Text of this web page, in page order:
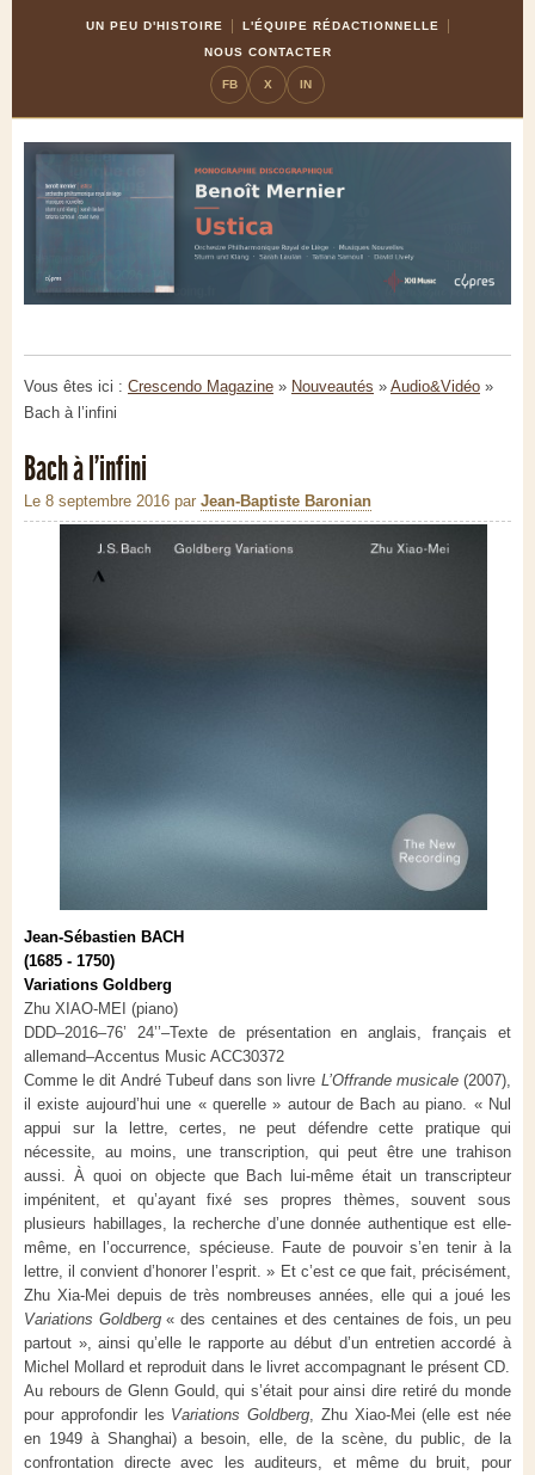
UN PEU D'HISTOIRE
L'ÉQUIPE RÉDACTIONNELLE
NOUS CONTACTER
FB X IN
Vous êtes ici : Crescendo Magazine » Nouveautés » Audio&Vidéo »
Bach à l’infini
Bach à l’infini
Le 8 septembre 2016 par Jean-Baptiste Baronian
Jean-Sébastien BACH
(1685 - 1750)
Variations Goldberg
Zhu XIAO-MEI (piano)
DDD–2016–76’ 24’’–Texte de présentation en anglais, français et
allemand–Accentus Music ACC30372
Comme le dit André Tubeuf dans son livre L’Offrande musicale(2007),
il existe aujourd’hui une « querelle » autour de Bach au piano. « Nul
appui sur la lettre, certes, ne peut défendre cette pratique qui
nécessite, au moins, une transcription, qui peut être une trahison
aussi. À quoi on objecte que Bach lui-même était un transcripteur
impénitent, et qu’ayant fixé ses propres thèmes, souvent sous
plusieurs habillages, la recherche d’une donnée authentique est elle-
même, en l’occurrence, spécieuse. Faute de pouvoir s’en tenir à la
lettre, il convient d’honorer l’esprit. » Et c’est ce que fait, précisément,
Zhu Xia-Mei depuis de très nombreuses années, elle qui a joué les
Variations Goldberg« des centaines et des centaines de fois, un peu
partout », ainsi qu’elle le rapporte au début d’un entretien accordé à
Michel Mollard et reproduit dans le livret accompagnant le présent CD.
Au rebours de Glenn Gould, qui s’était pour ainsi dire retiré du monde
pour approfondir les Variations Goldberg , Zhu Xiao-Mei (elle est née
en 1949 à Shanghai) a besoin, elle, de la scène, du public, de la
confrontation directe avec les auditeurs, et même du bruit, pour